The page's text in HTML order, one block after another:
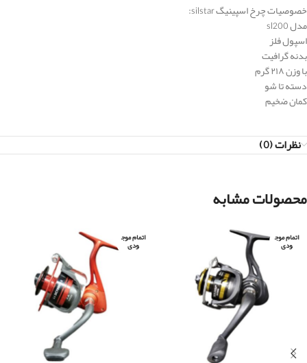
خصوصیات چرخ اسپینیگ silstar:
مدل sl200
اسپول فلز
بدنه گرافیت
با وزن ۲۱۸ گرم
دسته تا شو
کمان ضخیم
نظرات (0)
محصولات مشابه
اتمام موج
ودی
اتمام موج
ودی